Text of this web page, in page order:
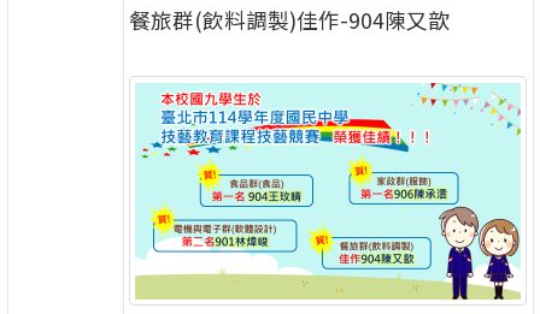
餐旅群(飲料調製)佳作-904陳又歆